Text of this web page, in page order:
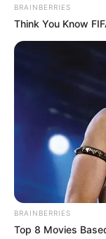
BRAINBERRIES
Think You Know
BRAINBERRIES
Top 8 Movies